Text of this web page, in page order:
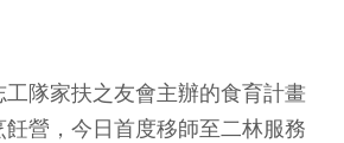
隊家扶之友會主辦的食育計畫
飪營，今日首度移師至二林服務